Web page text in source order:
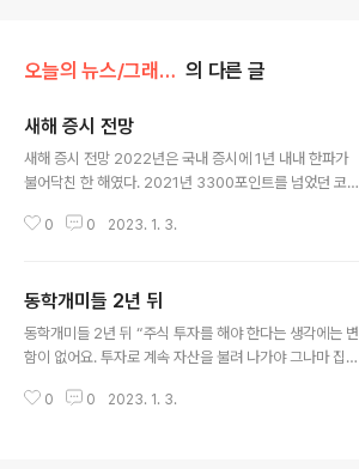
오늘의 뉴스/그래픽뉴스 의 다른 글
새해 증시 전망
새해 증시 전망 2022년은 국내 증시에 1년 내내 한파가
불어닥친 한 해였다. 2021년 3300포인트를 넘었던 코스
물러섰다. 올해도 지난 1년 내내 증시를 짓눌렀던 요인들이
에게 직접 물어보니 올해 증시는 긴축적 통화정책에 따른
경기침체로 하방 압력을 받을 것으로 예상된다. ■관련기
사 올해 증시 ‘상저하고’ 예상하지만…코스피 3000은 ‘희
로 '우울'
0 0 2023. 1. 3.
동학개미들 2년 뒤
동학개미들 2년 뒤 “주식 투자를 해야 한다는 생각에는 변
함이 없어요. 투자로 계속 자산을 불려 나가야 그나마 집을
인투자자가 대거 주식 시장에 뛰어든 2020년 처음 주식
0 0 2023. 1. 3.